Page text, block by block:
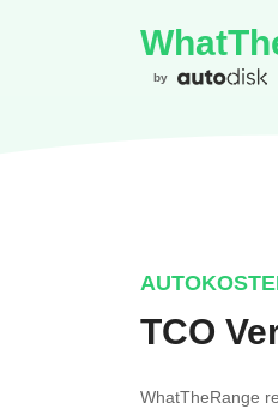
by
TCO
WhatTheRange